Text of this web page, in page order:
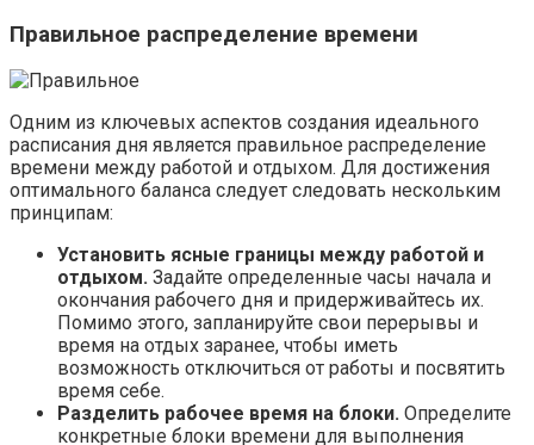
Правильное распределение времени
Одним из ключевых аспектов создания идеального
расписания дня является правильное распределение
времени между работой и отдыхом. Для достижения
оптимального баланса следует следовать нескольким
принципам:
Установить ясные границы между работой и
отдыхом. Задайте определенные часы начала и
окончания рабочего дня и придерживайтесь их.
Помимо этого, запланируйте свои перерывы и
время на отдых заранее, чтобы иметь
возможность отключиться от работы и посвятить
время себе.
Разделить рабочее время на блоки. Определите
конкретные блоки времени для выполнения